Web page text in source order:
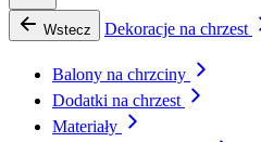
Wstecz Dekoracje na chrzest
Balony na chrzciny
Dodatki na chrzest
Materiały